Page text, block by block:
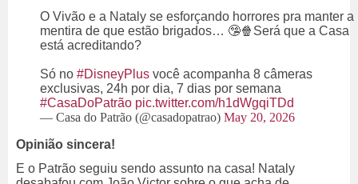
O Vivão e a Nataly se esforçando horrores pra manter a
mentira de que estão brigados… 🤥🍿Será que a Casa
está acreditando?
Só no #DisneyPlus você acompanha 8 câmeras
exclusivas, 24h por dia, 7 dias por semana
#CasaDoPatrão pic.twitter.com/h1dWgqiTDd
— Casa do Patrão (@casadopatrao) May 20, 2026
Opinião sincera!
E o Patrão seguiu sendo assunto na casa! Nataly